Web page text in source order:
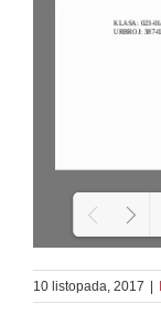
10 listopada, 2017